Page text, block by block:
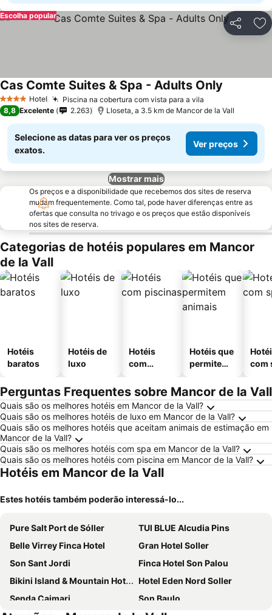
Partilhar
Escolha popular
4 EstrelasHotel Piscina na cobertura com vista para a vila
Cas Comte Suites & Spa - Adults Only
8,8 Excelente 2.263 Lloseta, a 3.5 km de Mancor de la Vall
Selecione as datas para ver os preços
exatos.
Ver preços
Mostrar mais
Os preços e a disponibilidade que recebemos dos sites de reserva
mudam frequentemente. Como tal, pode haver diferenças entre as
ofertas que consulta no trivago e os preços que estão disponíveis
nos sites de reserva.
Categorias de hotéis populares em Mancor
de la Vall
Hotéis
baratos
Hotéis de
luxo
Hotéis
com
Hotéis que
permitem
com
Perguntas Frequentes sobre Mancor de la Vall
Quais são os melhores hotéis em Mancor de la Vall?
Quais são os melhores hotéis de luxo em Mancor de la Vall?
Quais são os melhores hotéis que aceitam animais de estimação em
Mancor de la Vall?
Quais são os melhores hotéis com spa em Mancor de la Vall?
Quais são os melhores hotéis com piscina em Mancor de la Vall?
Hotéis em Mancor de la Vall
Estes hotéis também poderão interessá-lo...
Pure Salt Port de Sóller
TUI BLUE Alcudia Pins
Belle Virrey Finca Hotel
Gran Hotel Soller
Son Sant Jordi
Finca Hotel Son Palou
Bikini Island & Mountain Hotel Port de Sóller
Hotel Eden Nord Soller
Senda Caimari
Son Baulo